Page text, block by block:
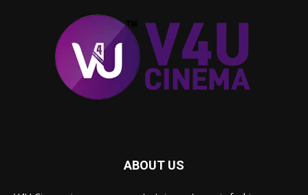
ABOUT US